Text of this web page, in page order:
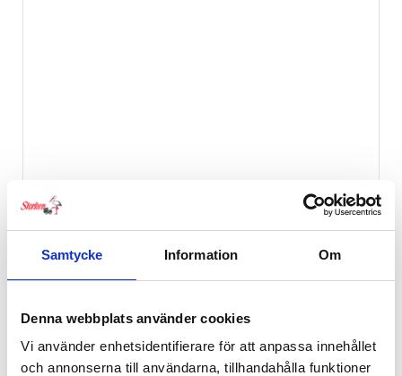
Samtycke Information Om
Denna webbplats använder cookies
Vi använder enhetsidentifierare för att anpassa innehållet
och annonserna till användarna, tillhandahålla funktioner
Label Label Klosslåda Rosa
179